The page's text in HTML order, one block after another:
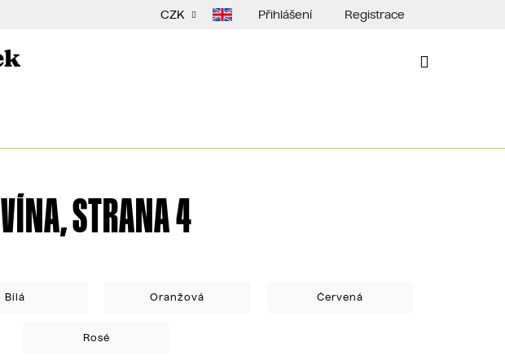
CZK Přihlášení Registrace
VÍNA, STRANA 4
Bílá Oranžová Červená
Rosé